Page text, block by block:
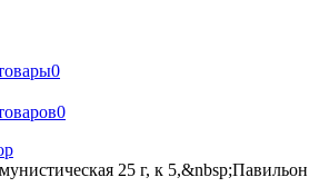
0
0
25 г, к 5,&nbsp;Павильон